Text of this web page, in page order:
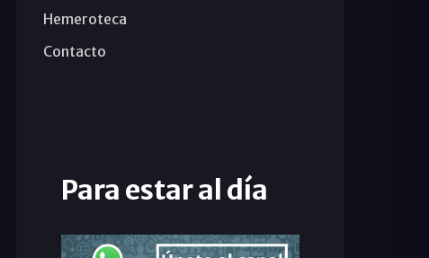
Hemeroteca
Contacto
Para estar al día